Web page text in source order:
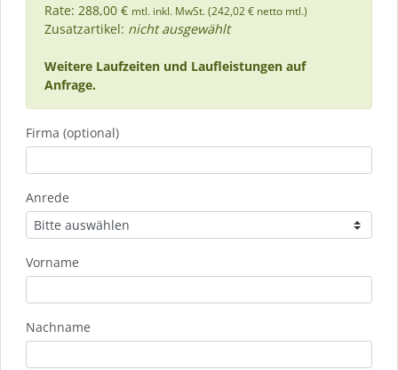
Rate: 288,00 € mtl. inkl. MwSt. (242,02 € netto mtl.)
Zusatzartikel: nicht ausgewählt
Weitere Laufzeiten und Laufleistungen auf
Anfrage.
Firma (optional)
Anrede
Vorname
Nachname